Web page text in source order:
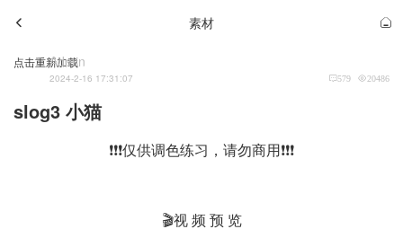
素材
点击重新加载
Admin
2024-2-16 17:31:07 579 20486
slog3 小猫
❗❗❗仅供调色练习，请勿商用❗❗❗
🎬视 频 预 览